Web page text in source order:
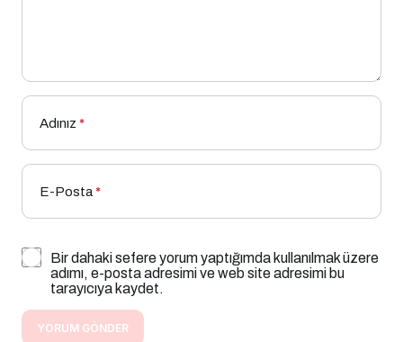
Adınız *
E-Posta*
Bir dahaki sefere yorum yaptığımda kullanılmak üzere
adımı, e-posta adresimi ve web site adresimi bu
tarayıcıya kaydet.
YORUM GÖNDER